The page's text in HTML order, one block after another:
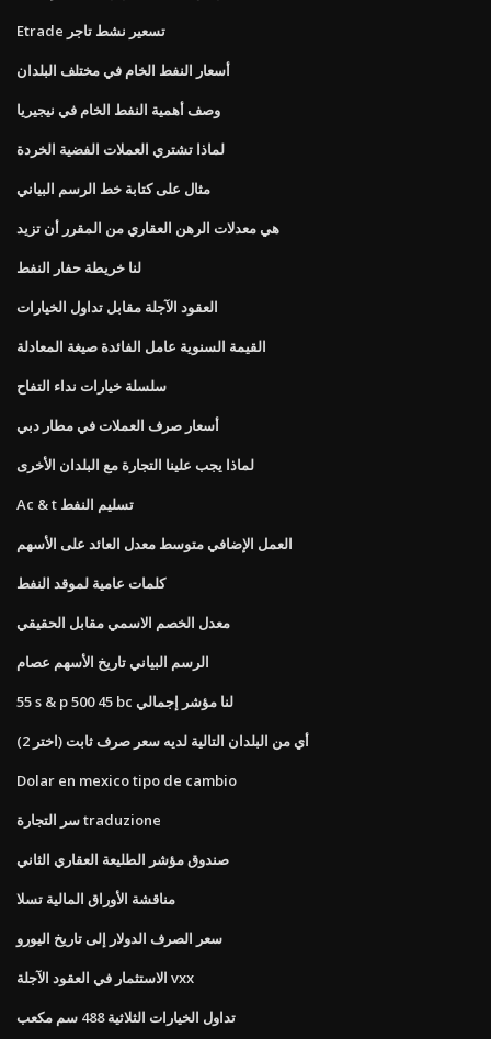
Etrade تسعير نشط تاجر
أسعار النفط الخام في مختلف البلدان
وصف أهمية النفط الخام في نيجيريا
لماذا تشتري العملات الفضية الخردة
مثال على كتابة خط الرسم البياني
هي معدلات الرهن العقاري من المقرر أن تزيد
لنا خريطة حفار النفط
العقود الآجلة مقابل تداول الخيارات
القيمة السنوية عامل الفائدة صيغة المعادلة
سلسلة خيارات نداء التفاح
أسعار صرف العملات في مطار دبي
لماذا يجب علينا التجارة مع البلدان الأخرى
Ac & t تسليم النفط
العمل الإضافي متوسط ​​معدل العائد على الأسهم
كلمات عامية لموقد النفط
معدل الخصم الاسمي مقابل الحقيقي
الرسم البياني تاريخ الأسهم عصام
55 s & p 500 45 bc لنا مؤشر إجمالي
أي من البلدان التالية لديه سعر صرف ثابت (اختر 2)
Dolar en mexico tipo de cambio
سر التجارة traduzione
صندوق مؤشر الطليعة العقاري الثاني
مناقشة الأوراق المالية تسلا
سعر الصرف الدولار إلى تاريخ اليورو
الاستثمار في العقود الآجلة vxx
تداول الخيارات الثلاثية 488 سم مكعب